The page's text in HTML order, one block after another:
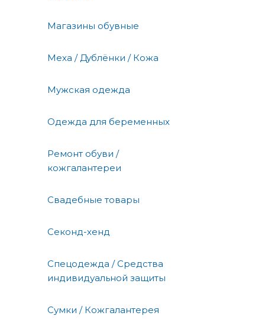
Магазины обувные
Меха / Дублёнки / Кожа
Мужская одежда
Одежда для беременных
Ремонт обуви /
кожгалантереи
Свадебные товары
Секонд-хенд
Спецодежда / Средства
индивидуальной защиты
Сумки / Кожгалантерея